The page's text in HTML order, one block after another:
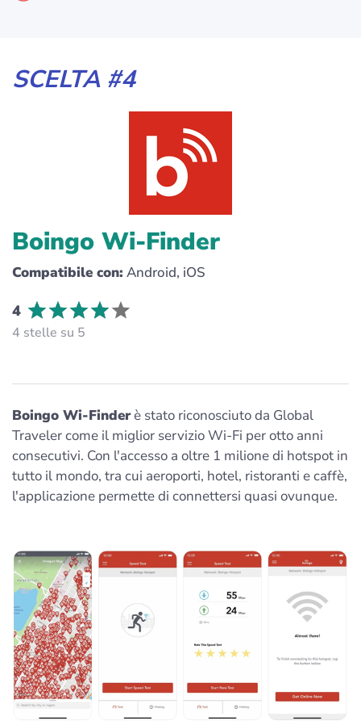
SCELTA #4
Boingo Wi-Finder
Compatibile con: Android, iOS
4
4 stelle su 5
Boingo Wi-Finderè stato riconosciuto da Global
Traveler come il miglior servizio Wi-Fi per otto anni
consecutivi. Con l'accesso a oltre 1 milione di hotspot in
tutto il mondo, tra cui aeroporti, hotel, ristoranti e caffè,
l'applicazione permette di connettersi quasi ovunque.